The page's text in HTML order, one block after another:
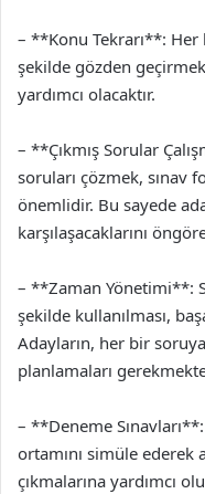
– **Konu Tekrarı**:
şekilde gözden
yardımcı olacaktır.
– **Çıkmış Sorular
soruları çözmek, sınav
önemlidir. Bu sayede
karşılaşacaklarını
– **Zaman Yönetimi**:
şekilde kullanılması,
Adayların, her bir
planlamaları
– **Deneme
ortamını simüle ederek
çıkmalarına yardımcı